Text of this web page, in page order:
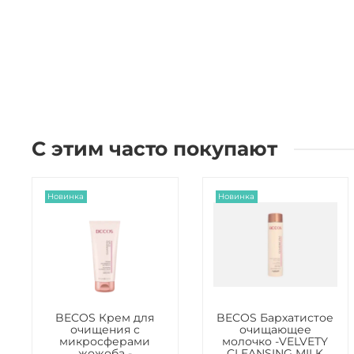
С этим часто покупают
Новинка
BECOS Крем для
очищения с
микросферами
Новинка
BECOS Бархатистое
очищающее
молочко -VELVETY